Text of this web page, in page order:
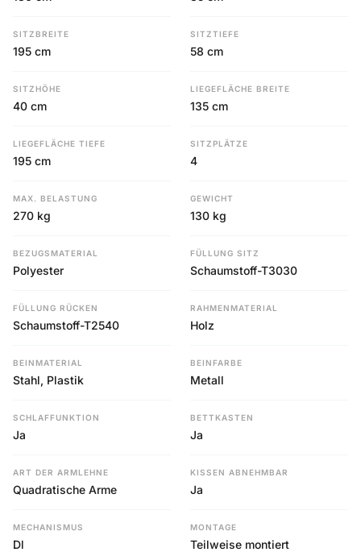
SITZBREITE
195 cm
SITZTIEFE
58 cm
SITZHÖHE
40 cm
LIEGEFLÄCHE BREITE
135 cm
LIEGEFLÄCHE TIEFE
195 cm
SITZPLÄTZE
4
MAX. BELASTUNG
270 kg
GEWICHT
130 kg
BEZUGSMATERIAL
Polyester
FÜLLUNG SITZ
Schaumstoff-T3030
FÜLLUNG RÜCKEN
Schaumstoff-T2540
RAHMENMATERIAL
Holz
BEINMATERIAL
Stahl, Plastik
BEINFARBE
Metall
SCHLAFFUNKTION
Ja
BETTKASTEN
Ja
ART DER ARMLEHNE
Quadratische Arme
KISSEN ABNEHMBAR
Ja
MECHANISMUS
Dl
MONTAGE
Teilweise montiert